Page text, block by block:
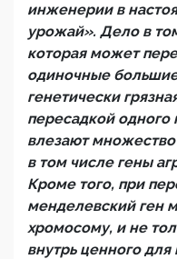
инженерии в
урожай». Дело в
которая может
одиночные
генетически
пересадкой одного
влезают
в том числе гены
Кроме того, при
менделевский ген
хромосому, и не
внутрь ценного для